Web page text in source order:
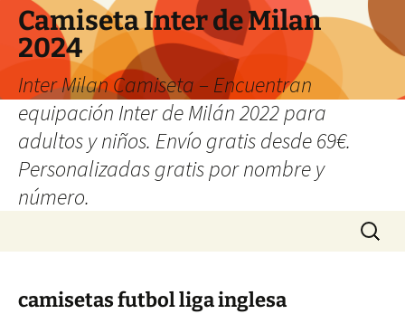
Camiseta Inter de Milan
2024
Inter Milan Camiseta – Encuentran
equipación Inter de Milán 2022 para
adultos y niños. Envío gratis desde 69€.
Personalizadas gratis por nombre y
número.
Buscar:
camisetas futbol liga inglesa